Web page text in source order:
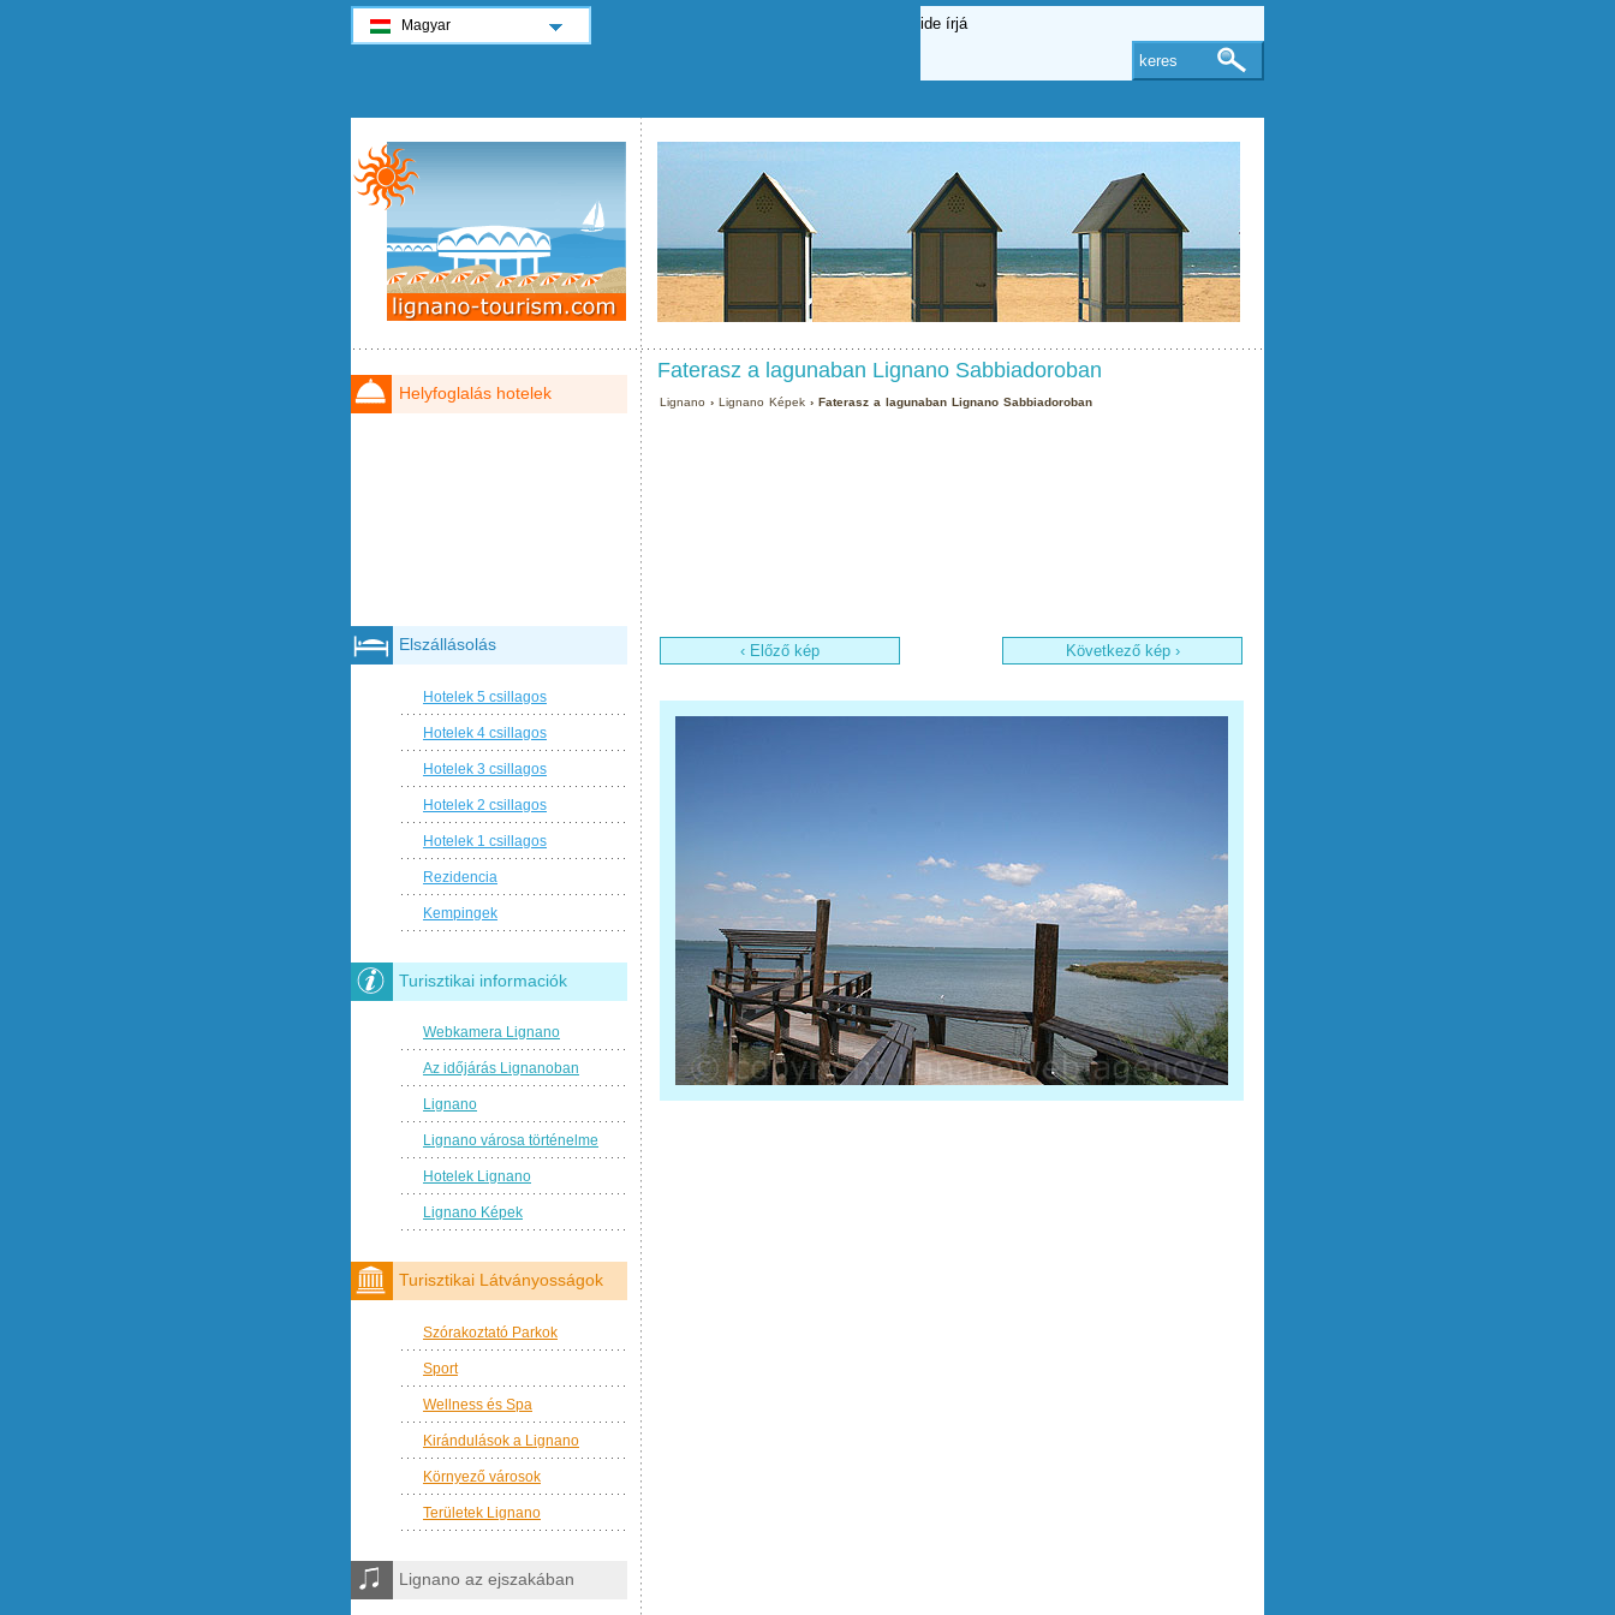
Faterasz a lagunaban Lignano Sabbiadoroban
Lignano ›Lignano Képek› Faterasz a lagunaban Lignano Sabbiadoroban
‹ Előző kép Következő kép ›
Helyfoglalás hotelek
Elszállásolás
Hotelek 5 csillagos
Hotelek 4 csillagos
Hotelek 3 csillagos
Hotelek 2 csillagos
Hotelek 1 csillagos
Rezidencia
Kempingek
Turisztikai informaciók
Webkamera Lignano
Az időjárás Lignanoban
Lignano
Lignano városa történelme
Hotelek Lignano
Lignano Képek
Turisztikai Látványosságok
Szórakoztató Parkok
Sport
Wellness és Spa
Kirándulások a Lignano
Környező városok
Területek Lignano
Lignano az ejszakában
Magyar
keres